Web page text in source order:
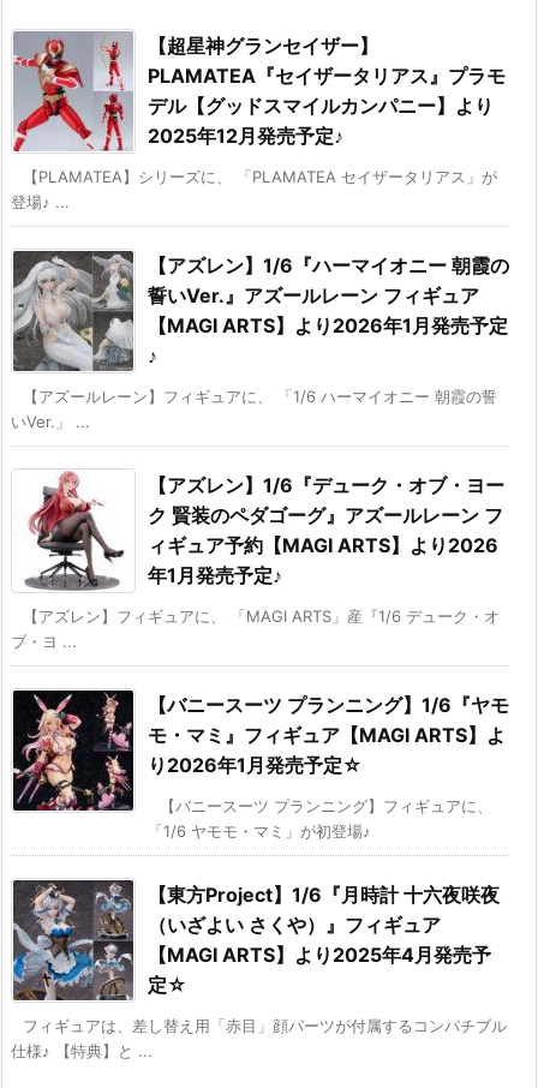
【超星神グランセイザー】
PLAMATEA『セイザータリアス』プラモ
デル【グッドスマイルカンパニー】より
2025年12月発売予定♪
【PLAMATEA】シリーズに、 「PLAMATEA セイザータリアス」が
登場♪ ...
【アズレン】1/6『ハーマイオニー 朝霞の
誓いVer.』アズールレーン フィギュア
【MAGI ARTS】より2026年1月発売予定
♪
【アズールレーン】フィギュアに、 「1/6 ハーマイオニー 朝霞の誓
いVer.」 ...
【アズレン】1/6『デューク・オブ・ヨー
ク 賢装のペダゴーグ』アズールレーン フ
ィギュア予約【MAGI ARTS】より2026
年1月発売予定♪
【アズレン】フィギュアに、 「MAGI ARTS」産『1/6 デューク・オ
ブ・ヨ ...
【バニースーツ プランニング】1/6『ヤモ
モ・マミ』フィギュア【MAGI ARTS】よ
り2026年1月発売予定☆
【バニースーツ プランニング】フィギュアに、
「1/6 ヤモモ・マミ」が初登場♪
【東方Project】1/6『月時計 十六夜咲夜
（いざよい さくや）』フィギュア
【MAGI ARTS】より2025年4月発売予
定☆
フィギュアは、差し替え用「赤目」顔パーツが付属するコンパチブル
仕様♪ 【特典】と ...